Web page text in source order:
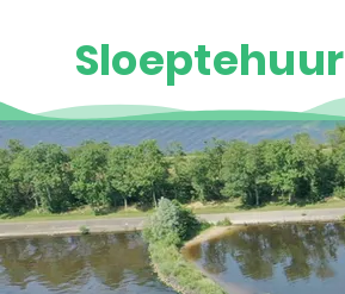
Sloeptehuur